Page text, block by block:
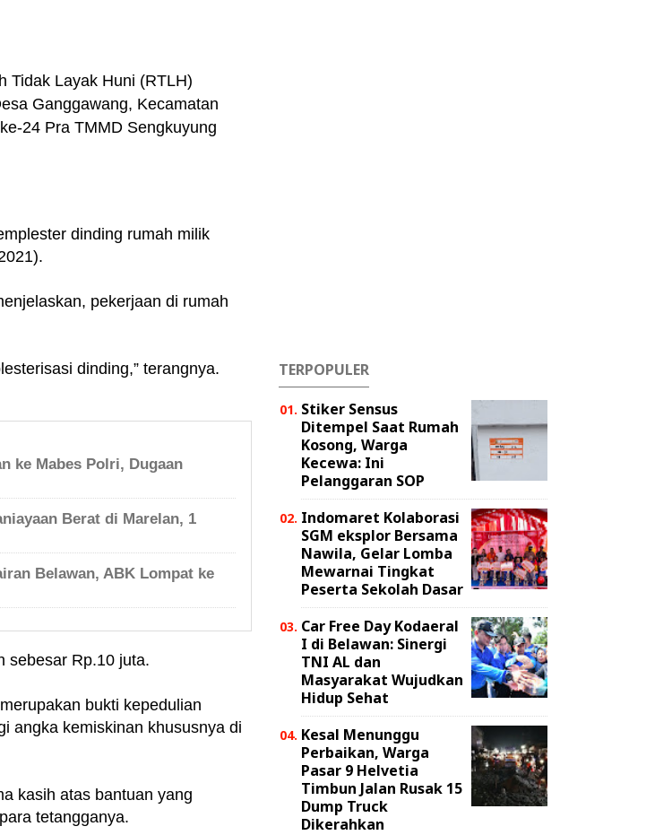
Tidak Layak Huni (RTLH)
Ganggawang, Kecamatan
24 Pra TMMD Sengkuyung
dinding rumah milik
pekerjaan di rumah
dinding,” terangnya.
ke Mabes Polri, Dugaan
Berat di Marelan, 1
Belawan, ABK Lompat ke
sebesar Rp.10 juta.
bukti kepedulian
angka kemiskinan khususnya di
kasih atas bantuan yang
tetangganya.
TERPOPULER
Stiker Sensus
Ditempel Saat Rumah
Kosong, Warga
Kecewa: Ini
Pelanggaran SOP
Indomaret Kolaborasi
SGM eksplor Bersama
Nawila, Gelar Lomba
Mewarnai Tingkat
Peserta Sekolah Dasar
Car Free Day Kodaeral
I di Belawan: Sinergi
TNI AL dan
Masyarakat Wujudkan
Hidup Sehat
Kesal Menunggu
Perbaikan, Warga
Pasar 9 Helvetia
Timbun Jalan Rusak 15
Dump Truck
Dikerahkan